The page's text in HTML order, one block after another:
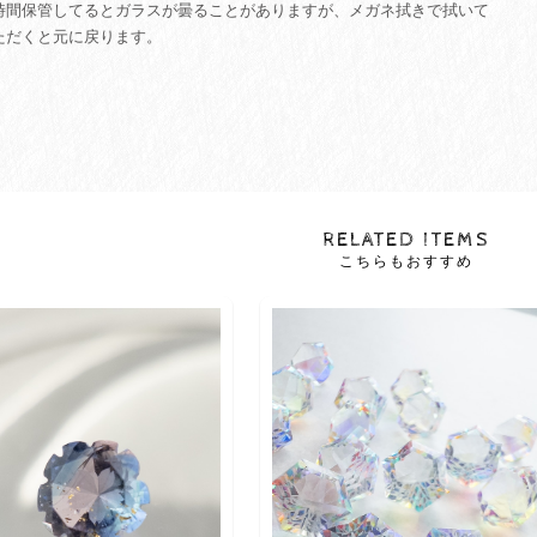
間保管してるとガラスが曇ることがありますが、メガネ拭きで拭いて
だくと元に戻ります。
RELATED ITEMS
こちらもおすすめ